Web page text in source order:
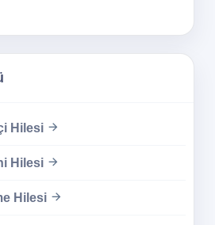
Hilesi
Hilesi
Hilesi